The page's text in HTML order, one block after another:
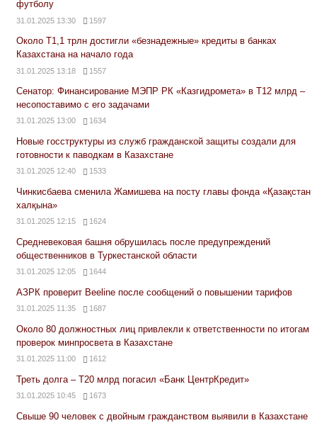
футболу
31.01.2025 13:30 1597
Около Т1,1 трлн достигли «безнадежные» кредиты в банках
Казахстана на начало года
31.01.2025 13:18 1557
Сенатор: Финансирование МЭПР РК «Казгидромета» в Т12 млрд –
несопоставимо с его задачами
31.01.2025 13:00 1634
Новые госструктуры из служб гражданской защиты создали для
готовности к паводкам в Казахстане
31.01.2025 12:40 1533
Чинкисбаева сменила Жамишева на посту главы фонда «Қазақстан
халқына»
31.01.2025 12:15 1624
Средневековая башня обрушилась после предупреждений
общественников в Туркестанской области
31.01.2025 12:05 1644
АЗРК проверит Beeline после сообщений о повышении тарифов
31.01.2025 11:35 1687
Около 80 должностных лиц привлекли к ответственности по итогам
проверок минпросвета в Казахстане
31.01.2025 11:00 1612
Треть долга – Т20 млрд погасил «Банк ЦентрКредит»
31.01.2025 10:45 1673
Свыше 90 человек с двойным гражданством выявили в Казахстане